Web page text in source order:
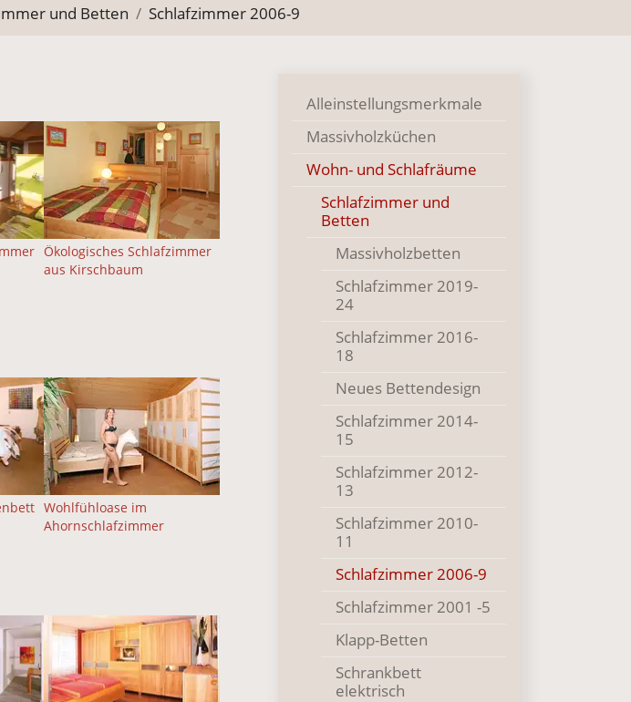
und Betten Schlafzimmer 2006-9
Alleinstellungsmerkmale
Massivholzküchen
Wohn- und Schlafräume
Schlafzimmer und
Betten
Massivholzbetten
Schlafzimmer 2019-
24
Schlafzimmer 2016-
18
Neues Bettendesign
Schlafzimmer 2014-
15
Schlafzimmer 2012-
13
Schlafzimmer 2010-
11
Schlafzimmer 2006-9
Schlafzimmer 2001 -5
Klapp-Betten
Schrankbett
elektrisch
Ökologisches Schlafzimmer
aus Kirschbaum
Wohlfühloase im
Ahornschlafzimmer